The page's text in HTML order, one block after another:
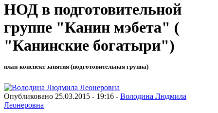
НОД в подготовительной
группе "Канин мэбета" (
"Канинские богатыри")
план-конспект занятия (подготовительная группа)
Опубликовано 25.03.2015 - 19:16 - Володина Людмила
Леонеровна